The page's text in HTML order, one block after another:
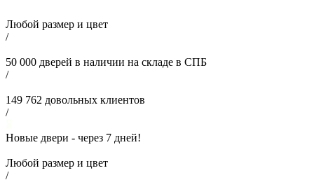
Любой размер и цвет
/
50 000 дверей в наличии на складе в СПБ
/
149 762 довольных клиентов
/
Новые двери - через 7 дней!
Любой размер и цвет
/